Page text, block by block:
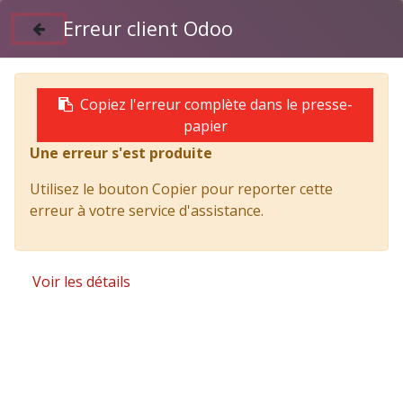
Suivez nous sur Facebook
Products
ISUZU F12 240cv GEN2 Susp. Méca. OBD-E // J
3790 mm
Erreur client Odoo
Copiez l'erreur complète dans le presse-
papier
Une erreur s'est produite
Utilisez le bouton Copier pour reporter cette
erreur à votre service d'assistance.
Voir les détails